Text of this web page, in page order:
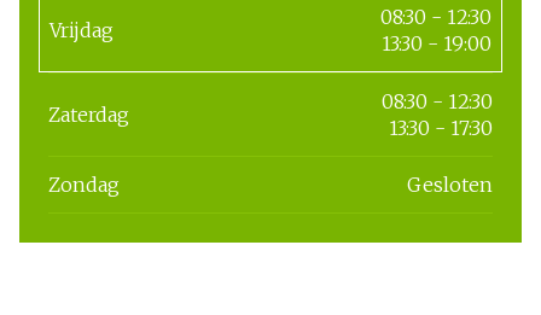
Vrijdag
08:30 - 12:30
13:30 - 19:00
Zaterdag
08:30 - 12:30
13:30 - 17:30
Zondag Gesloten